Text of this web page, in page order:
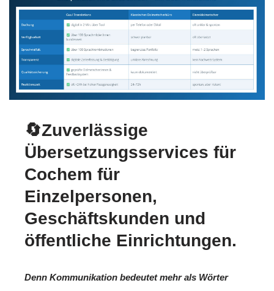
🔄Zuverlässige
Übersetzungsservices für
Cochem für
Einzelpersonen,
Geschäftskunden und
öffentliche Einrichtungen.
Denn Kommunikation bedeutet mehr als Wörter